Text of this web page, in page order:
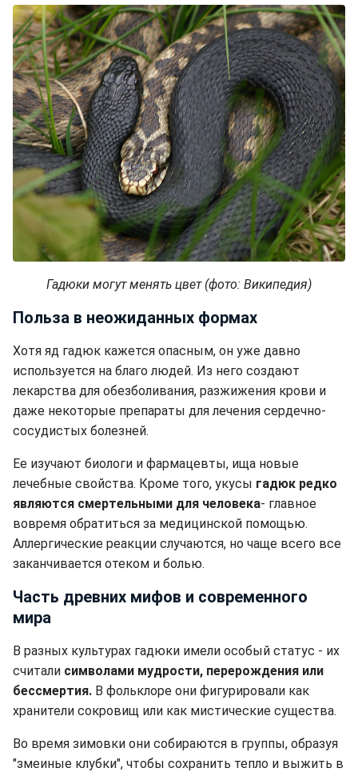
Гадюки могут менять цвет (фото: Википедия)
Польза в неожиданных формах
Хотя яд гадюк кажется опасным, он уже давно
используется на благо людей. Из него создают
лекарства для обезболивания, разжижения крови и
даже некоторые препараты для лечения сердечно-
сосудистых болезней.
Ее изучают биологи и фармацевты, ища новые
лечебные свойства. Кроме того, укусы гадюк редко
являются смертельными для человека- главное
вовремя обратиться за медицинской помощью.
Аллергические реакции случаются, но чаще всего все
заканчивается отеком и болью.
Часть древних мифов и современного
мира
В разных культурах гадюки имели особый статус - их
считали символами мудрости, перерождения или
бессмертия. В фольклоре они фигурировали как
хранители сокровищ или как мистические существа.
Во время зимовки они собираются в группы, образуя
"змеиные клубки", чтобы сохранить тепло и выжить в